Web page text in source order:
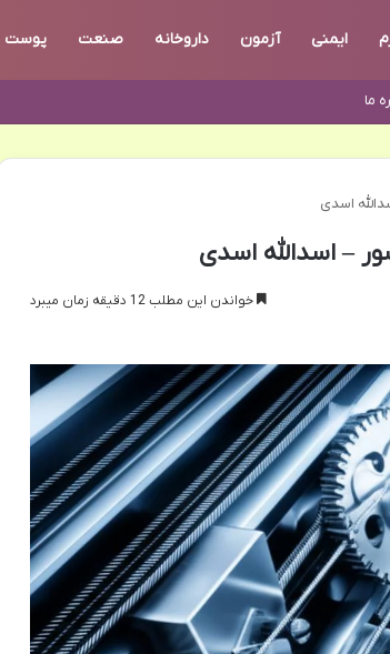
ایمنی آزمون داروخانه صنعت پوست
ما
اسدی
– اسدالله اسدی
خواندن این مطلب 12 دقیقه زمان میبرد